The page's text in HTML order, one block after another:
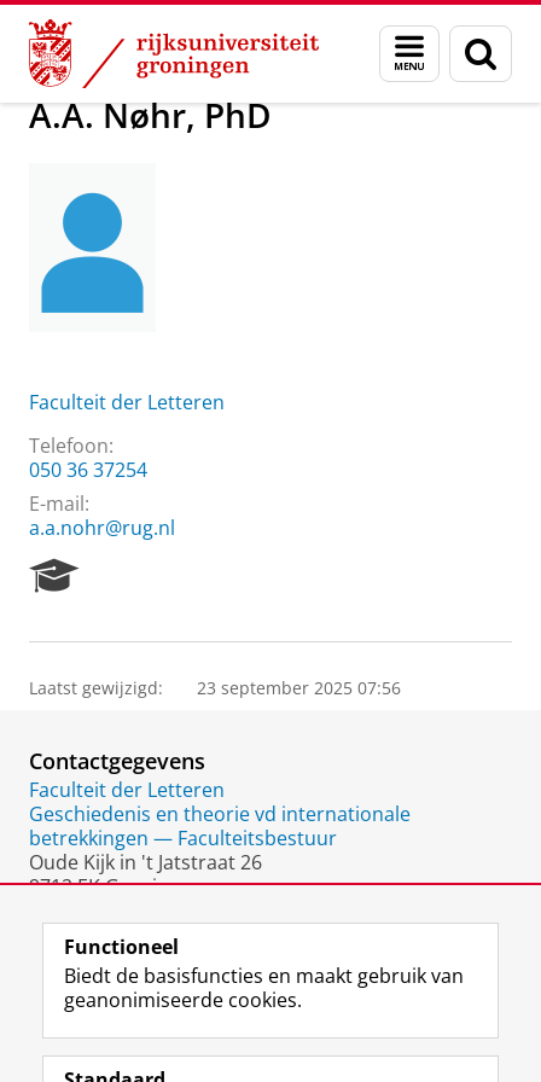
Skip
Content
Skip
Navigation
Menu
en
zoeken
Over ons A.A. Nøhr, PhD
A.A. Nøhr, PhD
Faculteit der Letteren
Telefoon:
050 36 37254
E-mail:
a.a.nohr@rug.nl
e
r
P
o
r
t
a
l
Laatst gewijzigd: 23 september 2025 07:56
Contactgegevens
Faculteit der Letteren
Geschiedenis en theorie vd internationale
betrekkingen — Faculteitsbestuur
Oude Kijk in 't Jatstraat 26
9712 EK Groningen
Volg de RUG
F
a
L
i
R
S
I
n
Y
o
Functioneel
Biedt de basisfuncties en maakt gebruik van
geanonimiseerde cookies.